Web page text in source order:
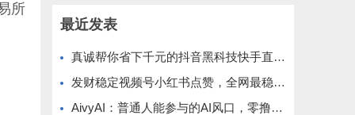
所
最近发表
真诚帮你省下千元的抖音黑科技快手直播间人气涨粉点赞云端商城免费送
发财稳定视频号小红书点赞，全网最稳定绿色的项目，全网一起推
AivyAI：普通人能参与的AI风口，零撸AVAX，首码上线速度上车！